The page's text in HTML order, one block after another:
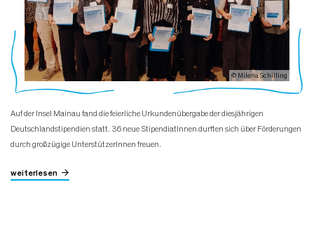
© Milena Schilling
Auf der Insel Mainau fand die feierliche Urkundenübergabe der diesjährigen
Deutschlandstipendien statt. 36 neue StipendiatInnen durften sich über Förderungen
durch großzügige UnterstützerInnen freuen.
weiterlesen